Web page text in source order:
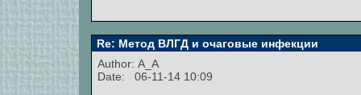
Re: Метод ВЛГД и очаговые инфекции
Author: A_A
Date: 06-11-14 10:09